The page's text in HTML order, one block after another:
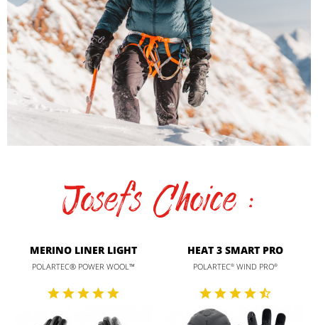
Josef's Choice :
MERINO LINER LIGHT
POLARTEC® POWER WOOL™
HEAT 3 SMART PRO
POLARTEC®WIND PRO®